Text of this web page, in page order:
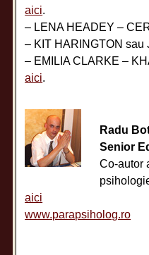
aici.
– LENA HEADEY –
– KIT HARINGTON sau
– EMILIA CLARKE –
aici.
Radu
Senior
Co-autor
aici
www.parapsiholog.ro